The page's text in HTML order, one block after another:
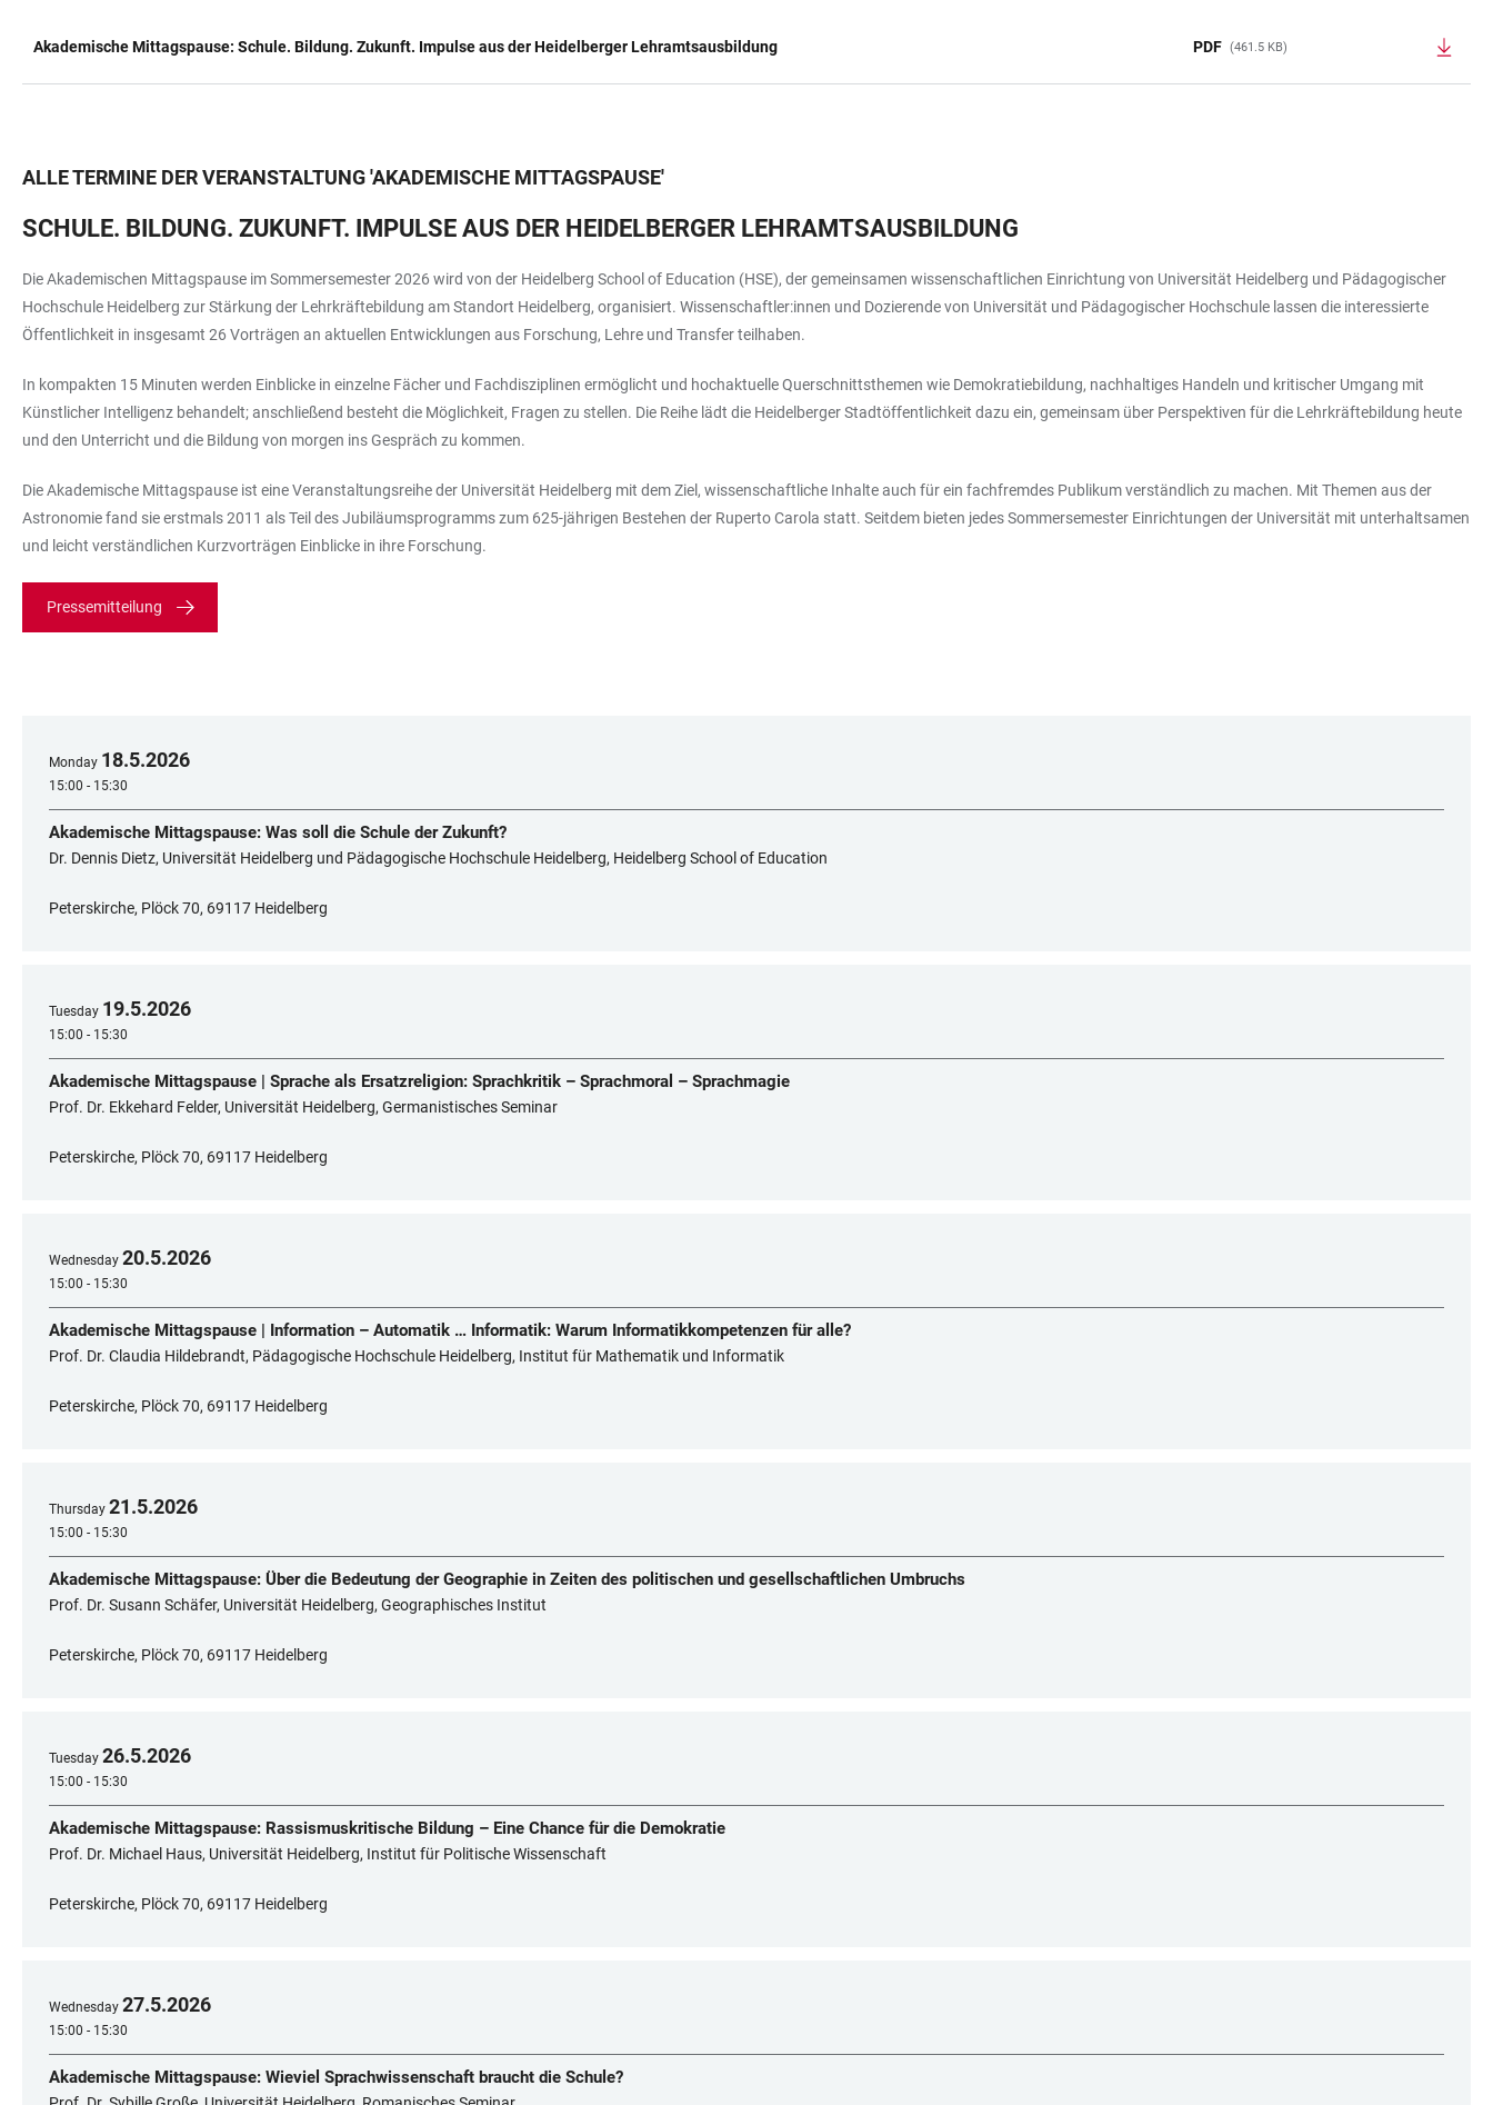
Akademische Mittagspause: Schule. Bildung. Zukunft. Impulse aus der Heidelberger Lehramtsausbildung PDF (461.5 KB)
ALLE TERMINE DER VERANSTALTUNG'AKADEMISCHE MITTAGSPAUSE'
SCHULE. BILDUNG. ZUKUNFT. IMPULSE AUS DER HEIDELBERGER LEHRAMTSAUSBILDUNG
Die Akademischen Mittagspause im Sommersemester 2026 wird von der Heidelberg School of Education (HSE), der gemeinsamen wissenschaftlichen Einrichtung von Universität Heidelberg und Pädagogischer
Hochschule Heidelberg zur Stärkung der Lehrkräftebildung am Standort Heidelberg, organisiert. Wissenschaftler:innen und Dozierende von Universität und Pädagogischer Hochschule lassen die interessierte
Öffentlichkeit in insgesamt 26 Vorträgen an aktuellen Entwicklungen aus Forschung, Lehre und Transfer teilhaben.
In kompakten 15 Minuten werden Einblicke in einzelne Fächer und Fachdisziplinen ermöglicht und hochaktuelle Querschnittsthemen wie Demokratiebildung, nachhaltiges Handeln und kritischer Umgang mit
Künstlicher Intelligenz behandelt; anschließend besteht die Möglichkeit, Fragen zu stellen. Die Reihe lädt die Heidelberger Stadtöffentlichkeit dazu ein, gemeinsam über Perspektiven für die Lehrkräftebildung heute
und den Unterricht und die Bildung von morgen ins Gespräch zu kommen.
Die Akademische Mittagspause ist eine Veranstaltungsreihe der Universität Heidelberg mit dem Ziel, wissenschaftliche Inhalte auch für ein fachfremdes Publikum verständlich zu machen. Mit Themen aus der
Astronomie fand sie erstmals 2011 als Teil des Jubiläumsprogramms zum 625-jährigen Bestehen der Ruperto Carola statt. Seitdem bieten jedes Sommersemester Einrichtungen der Universität mit unterhaltsamen
und leicht verständlichen Kurzvorträgen Einblicke in ihre Forschung.
Pressemitteilung
Monday 18.5.2026
15:00 - 15:30
Akademische Mittagspause: Was soll die Schule der Zukunft?
Dr. Dennis Dietz, Universität Heidelberg und Pädagogische Hochschule Heidelberg, Heidelberg School of Education
Peterskirche, Plöck 70, 69117 Heidelberg
Tuesday 19.5.2026
15:00 - 15:30
Akademische Mittagspause | Sprache als Ersatzreligion: Sprachkritik – Sprachmoral – Sprachmagie
Prof. Dr. Ekkehard Felder, Universität Heidelberg, Germanistisches Seminar
Peterskirche, Plöck 70, 69117 Heidelberg
Wednesday 20.5.2026
15:00 - 15:30
Akademische Mittagspause | Information – Automatik … Informatik: Warum Informatikkompetenzen für alle?
Prof. Dr. Claudia Hildebrandt, Pädagogische Hochschule Heidelberg, Institut für Mathematik und Informatik
Peterskirche, Plöck 70, 69117 Heidelberg
Thursday 21.5.2026
15:00 - 15:30
Akademische Mittagspause: Über die Bedeutung der Geographie in Zeiten des politischen und gesellschaftlichen Umbruchs
Prof. Dr. Susann Schäfer, Universität Heidelberg, Geographisches Institut
Peterskirche, Plöck 70, 69117 Heidelberg
Tuesday 26.5.2026
15:00 - 15:30
Akademische Mittagspause: Rassismuskritische Bildung – Eine Chance für die Demokratie
Prof. Dr. Michael Haus, Universität Heidelberg, Institut für Politische Wissenschaft
Peterskirche, Plöck 70, 69117 Heidelberg
Wednesday 27.5.2026
15:00 - 15:30
Akademische Mittagspause: Wieviel Sprachwissenschaft braucht die Schule?